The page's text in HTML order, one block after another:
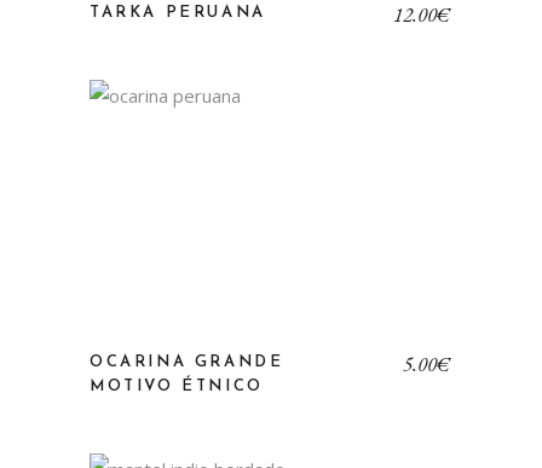
TARKA PERUANA 12,00€
OCARINA GRANDE
MOTIVO ÉTNICO
5,00€